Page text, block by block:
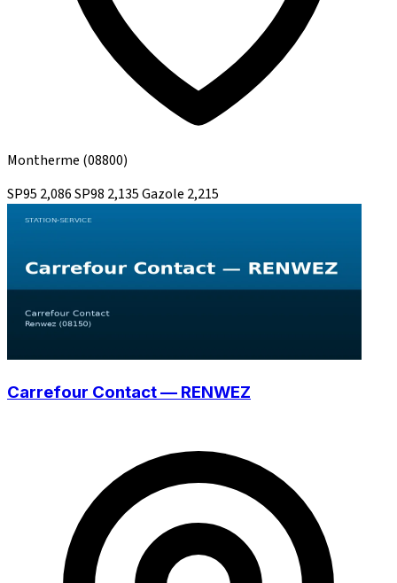
Montherme (08800)
SP95 2,086SP98 2,135Gazole 2,215
Carrefour Contact — RENWEZ